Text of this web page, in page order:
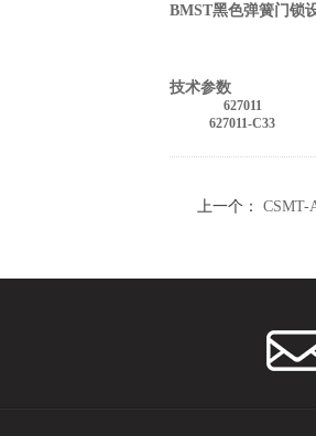
BMST黑色弹簧门锁
技术参数
627011
627011-C33
上一个： CSMT-